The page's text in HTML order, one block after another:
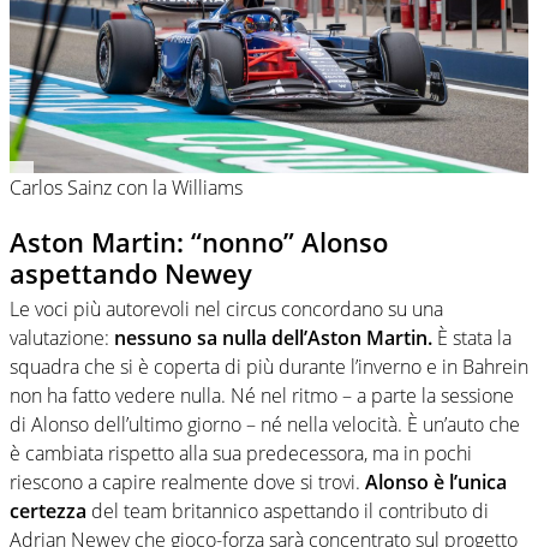
Carlos Sainz con la Williams
Aston Martin: “nonno” Alonso
aspettando Newey
Le voci più autorevoli nel circus concordano su una
valutazione: nessuno sa nulla dell’Aston Martin. È stata la
squadra che si è coperta di più durante l’inverno e in Bahrein
non ha fatto vedere nulla. Né nel ritmo – a parte la sessione
di Alonso dell’ultimo giorno – né nella velocità. È un’auto che
è cambiata rispetto alla sua predecessora, ma in pochi
riescono a capire realmente dove si trovi. Alonso è l’unica
certezza del team britannico aspettando il contributo di
Adrian Newey che gioco-forza sarà concentrato sul progetto